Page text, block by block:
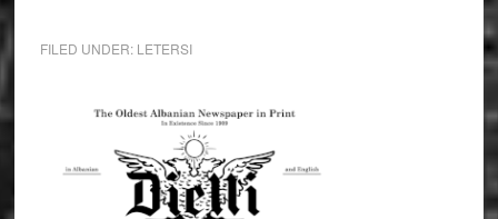
FILED UNDER: LETERSI